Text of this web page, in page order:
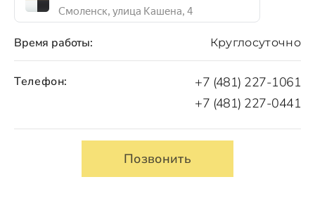
Время работы: Круглосуточно
Телефон:
+7 (481) 227-1061
+7 (481) 227-0441
Позвонить
Смоленск, улица Кашена, 4